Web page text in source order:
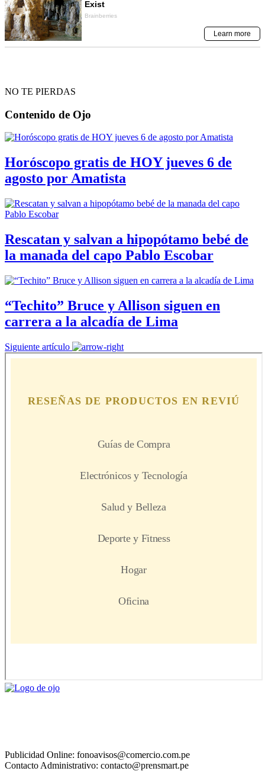
NO TE PIERDAS
Contenido de Ojo
Horóscopo gratis de HOY jueves 6 de
agosto por Amatista
Rescatan y salvan a hipopótamo bebé de
la manada del capo Pablo Escobar
“Techito” Bruce y Allison siguen en
carrera a la alcadía de Lima
Siguiente artículo
Publicidad Online: fonoavisos@comercio.com.pe
Contacto Administrativo: contacto@prensmart.pe